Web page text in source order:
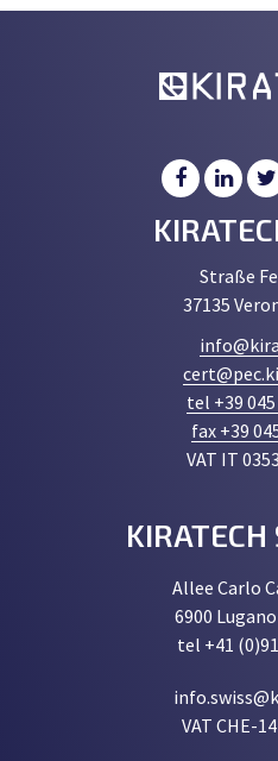
Straße
37135
tel +39
fax +39
VAT IT
KIRATECH
Allee Carlo
6900
tel +41
VAT CHE-